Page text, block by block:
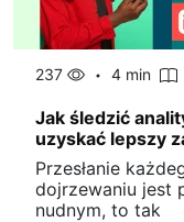
237 4 min
Jak śledzić
uzyskać lepszy
Przesłanie
dojrzewaniu jest
nudnym, to tak